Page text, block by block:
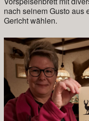
nach seinem Gusto aus
Gericht wählen.